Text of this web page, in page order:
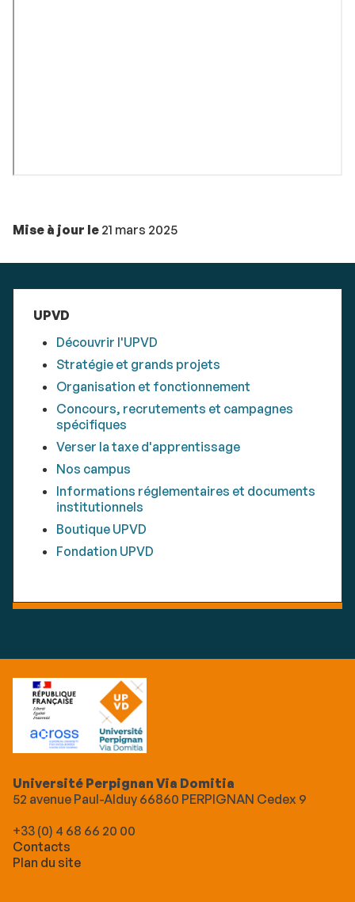
Mise à jour le 21 mars 2025
UPVD
Découvrir l'UPVD
Stratégie et grands projets
Organisation et fonctionnement
Concours, recrutements et campagnes
spécifiques
Verser la taxe d'apprentissage
Nos campus
Informations réglementaires et documents
institutionnels
Boutique UPVD
Fondation UPVD
Université Perpignan Via Domitia
52 avenue Paul-Alduy 66860 PERPIGNAN Cedex 9
+33 (0) 4 68 66 20 00
Contacts
Plan du site